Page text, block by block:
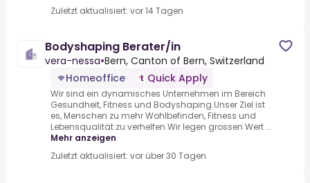
Zuletzt aktualisiert: vor 14 Tagen
Bodyshaping Berater/in
vera-nessa•Bern, Canton of Bern, Switzerland
Homeoffice
Quick Apply
Wir sind ein dynamisches Unternehmen im Bereich
Gesundheit, Fitness und Bodyshaping.Unser Ziel ist
es, Menschen zu mehr Wohlbefinden, Fitness und
Lebensqualität zu verhelfen.Wir legen grossen Wert ...
Mehr anzeigen
Zuletzt aktualisiert: vor über 30 Tagen